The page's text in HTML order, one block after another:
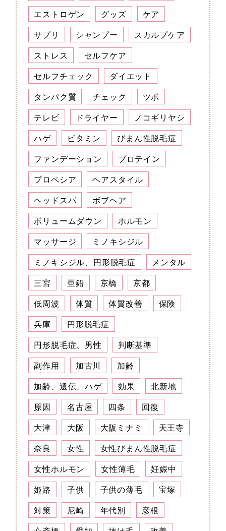
エストロゲン
グッズ
ケア
サプリ
シャンプー
スカルプケア
ストレス
セルフケア
セルフチェック
ダイエット
タンパク質
チェック
ツボ
テレビ
ドライヤー
ノコギリヤシ
ハゲ
ビタミン
びまん性脱毛症
ファンデーション
プロテイン
プロペシア
ヘアスタイル
ヘッドスパ
ボブヘア
ボリュームダウン
ホルモン
マッサージ
ミノキシジル
ミノキシジル、円形脱毛症
メンタル
三宮
亜鉛 京橋
京都
低周波
体質 体質改善
保険
兵庫
円形脱毛症
円形脱毛症、男性
判断基準
副作用
加古川
加齢
加齢、遺伝、ハゲ
効果
北新地
原因
名古屋 四条
回復
大津
大阪 大阪ミナミ
天王寺
奈良
女性
女性びまん性脱毛症
女性ホルモン
女性薄毛
妊娠中
姫路
子供 子供の薄毛
宝塚
対策
尼崎 年代別
彦根